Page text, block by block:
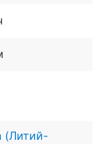
людей
(Литий-